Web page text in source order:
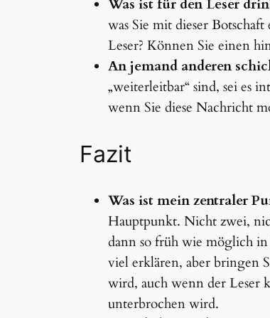
Was ist für den Leser
was Sie mit dieser
Leser? Können Sie einen
An jemand anderen
„weiterleitbar“ sind, sei es
wenn Sie diese Nachricht
Fazit
Was ist mein zentraler
Hauptpunkt. Nicht zwei,
dann so früh wie möglich
viel erklären, aber bringen
wird, auch wenn der Leser
unterbrochen wird.